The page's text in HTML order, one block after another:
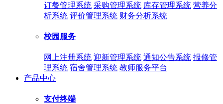
订餐管理系统 采购管理系统 库存管理系统 营养分
析系统 评价管理系统 财务分析系统
校园服务
网上注册系统 迎新管理系统 通知公告系统 报修管
理系统 宿舍管理系统 教师服务平台
产品中心
支付终端